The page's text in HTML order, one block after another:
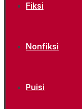
Fiksi
Nonfiksi
Puisi